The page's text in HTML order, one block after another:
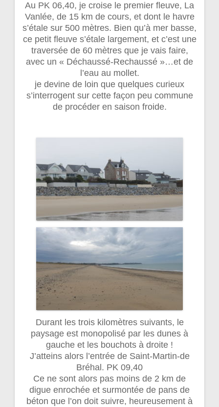
Au PK 06,40, je croise le premier fleuve, La
Vanlée, de 15 km de cours, et dont le havre
s’étale sur 500 mètres. Bien qu’à mer basse,
ce petit fleuve s’étale largement, et c’est une
traversée de 60 mètres que je vais faire,
avec un « Déchaussé-Rechaussé »…et de
l’eau au mollet.
je devine de loin que quelques curieux
s’interrogent sur cette façon peu commune
de procéder en saison froide.
Durant les trois kilomètres suivants, le
paysage est monopolisé par les dunes à
gauche et les bouchots à droite !
J’atteins alors l’entrée de Saint-Martin-de
Bréhal. PK 09,40
Ce ne sont alors pas moins de 2 km de
digue enrochée et surmontée de pans de
béton que l’on doit suivre, heureusement à